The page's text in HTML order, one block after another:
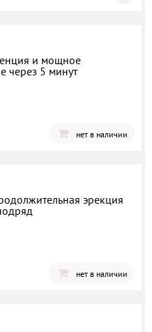
и мощное
через 5 минут
нет в наличии
эрекция
нет в наличии